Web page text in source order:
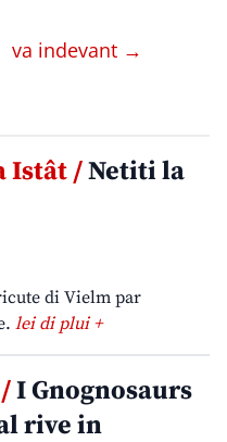
va indevant →
Istât /Netiti la
di Vielm par
lei di plui +
I Gnognosaurs
rive in